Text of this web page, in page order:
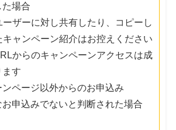
場合
ーザーに対し共有したり、コピーし
ャンペーン紹介はお控えください
からのキャンペーンアクセスは成
ます
ンページ以外からのお申込み
お申込みでないと判断された場合